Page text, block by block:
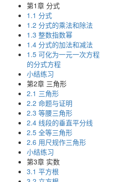
第1章 分式
1.1 分式
1.2 分式的乘法和除法
1.3 整数指数幂
1.4 分式的加法和减法
1.5 可化为一元一次方程
的分式方程
小结练习
第2章 三角形
2.1 三角形
2.2 命题与证明
2.3 等腰三角形
2.4 线段的垂直平分线
2.5 全等三角形
2.6 用尺规作三角形
小结练习
第3章 实数
3.1 平方根